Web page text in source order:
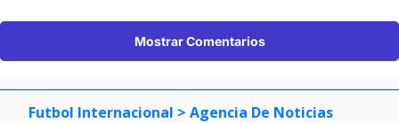
Mostrar Comentarios
Futbol Internacional > Agencia De Noticias